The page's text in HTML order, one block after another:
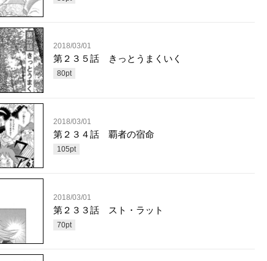
2018/03/01
第２３５話 きっとうまくいく
80pt
2018/03/01
第２３４話 覇者の宿命
105pt
2018/03/01
第２３３話 スト・ラット
70pt